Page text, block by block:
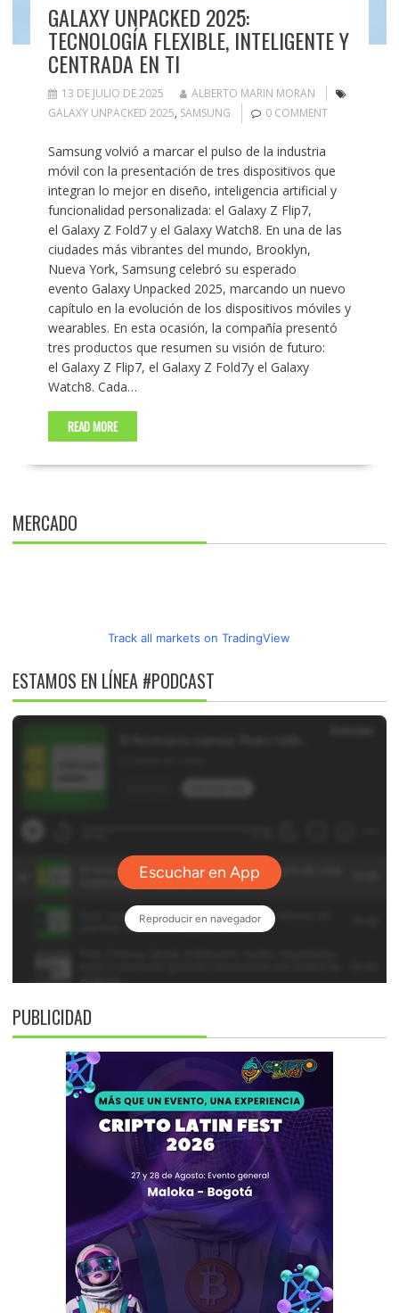
GALAXY UNPACKED 2025:
TECNOLOGÍA FLEXIBLE, INTELIGENTE Y
CENTRADA EN TI
13 DE JULIO DE 2025
ALBERTO MARIN MORAN
GALAXY UNPACKED 2025, SAMSUNG 0 COMMENT
Samsung volvió a marcar el pulso de la industria
móvil con la presentación de tres dispositivos que
integran lo mejor en diseño, inteligencia artificial y
funcionalidad personalizada: el Galaxy Z Flip7,
el Galaxy Z Fold7 y el Galaxy Watch8. En una de las
ciudades más vibrantes del mundo, Brooklyn,
Nueva York, Samsung celebró su esperado
evento Galaxy Unpacked 2025, marcando un nuevo
capítulo en la evolución de los dispositivos móviles y
wearables. En esta ocasión, la compañía presentó
tres productos que resumen su visión de futuro:
el Galaxy Z Flip7, el Galaxy Z Fold7y el Galaxy
Watch8. Cada…
READ MORE
MERCADO
Track all markets on TradingView
ESTAMOS EN LÍNEA #PODCAST
PUBLICIDAD